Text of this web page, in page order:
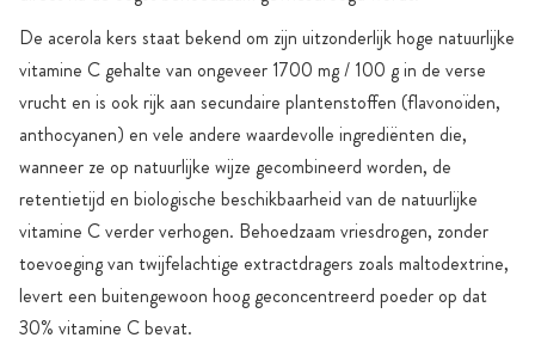
De acerola kers staat bekend om zijn uitzonderlijk hoge natuurlijke
vitamine C gehalte van ongeveer 1700 mg / 100 g in de verse
vrucht en is ook rijk aan secundaire plantenstoffen (flavonoïden,
anthocyanen) en vele andere waardevolle ingrediënten die,
wanneer ze op natuurlijke wijze gecombineerd worden, de
retentietijd en biologische beschikbaarheid van de natuurlijke
vitamine C verder verhogen. Behoedzaam vriesdrogen, zonder
toevoeging van twijfelachtige extractdragers zoals maltodextrine,
levert een buitengewoon hoog geconcentreerd poeder op dat
30% vitamine C bevat.